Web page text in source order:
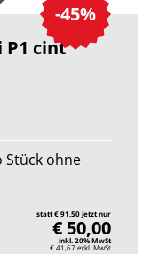
-45%
P1 cint
Stück ohne
statt € 91,50 jetzt nur
€ 50,00
inkl. 20% MwSt
€ 41,67exkl. MwSt